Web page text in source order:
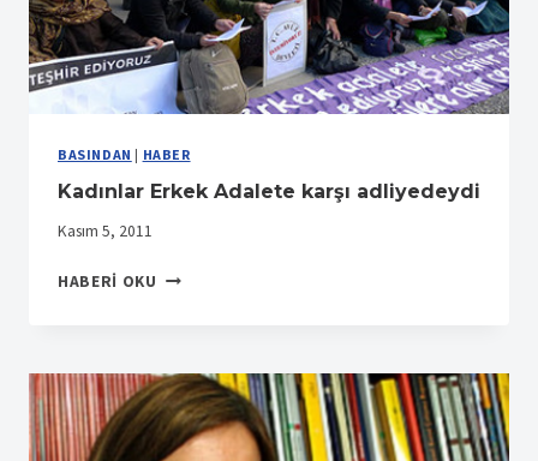
BASINDAN | HABER
Kadınlar Erkek Adalete karşı adliyedeydi
Kasım 5, 2011
HABERI OKU KADINLAR
ADLIYEDEYDI